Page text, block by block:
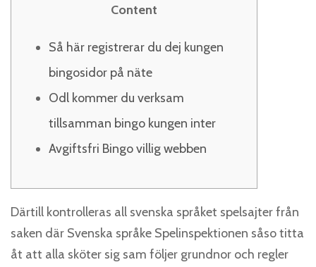
Content
Så här registrerar du dej kungen
bingosidor på näte
Odl kommer du verksam
tillsamman bingo kungen inter
Avgiftsfri Bingo villig webben
Därtill kontrolleras all svenska språket spelsajter från
saken där Svenska språke Spelinspektionen såso titta
åt att alla sköter sig sam följer grundnor och regler